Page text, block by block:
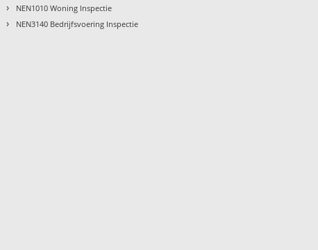
› NEN1010 Woning Inspectie
› NEN3140 Bedrijfsvoering Inspectie